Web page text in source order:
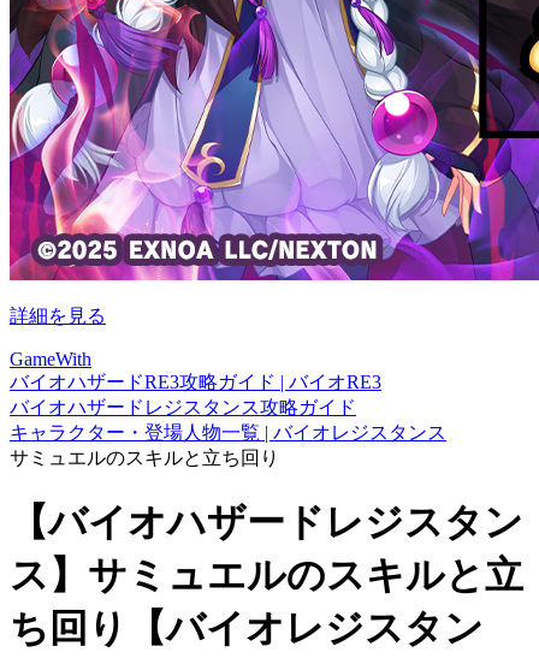
詳細を見る
GameWith
バイオハザードRE3攻略ガイド | バイオRE3
バイオハザードレジスタンス攻略ガイド
キャラクター・登場人物一覧 | バイオレジスタンス
サミュエルのスキルと立ち回り
【バイオハザードレジスタン
ス】サミュエルのスキルと立
ち回り【バイオレジスタン